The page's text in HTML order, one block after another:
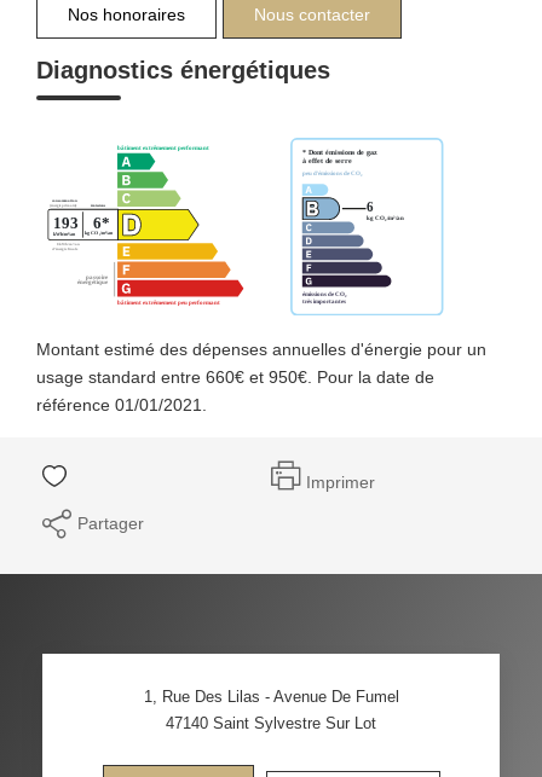
Nos honoraires Nous contacter
Diagnostics énergétiques
Montant estimé des dépenses annuelles d'énergie pour un
usage standard entre 660€ et 950€. Pour la date de
référence 01/01/2021.
Imprimer
Partager
1, Rue Des Lilas - Avenue De Fumel
47140 Saint Sylvestre Sur Lot